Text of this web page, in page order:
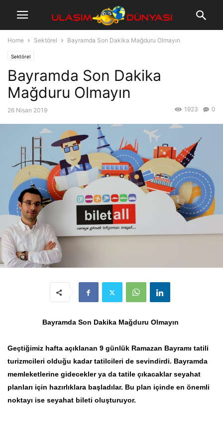
Home Sektörel Bayramda Son Dakika Mağduru Olmayın
Sektörel
Bayramda Son Dakika
Mağduru Olmayın
26 Nisan 2019 0
1923
Bayramda Son Dakika Mağduru Olmayın
Geçtiğimiz hafta açıklanan 9 günlük Ramazan Bayramı tatili
turizmcileri olduğu kadar tatilcileri de sevindirdi. Bayramda
memleketlerine gidecekler ya da tatile çıkacaklar seyahat
planları için hazırlıklara başladılar. Bu plan içinde en önemli
noktayı ise seyahat bileti oluşturuyor.